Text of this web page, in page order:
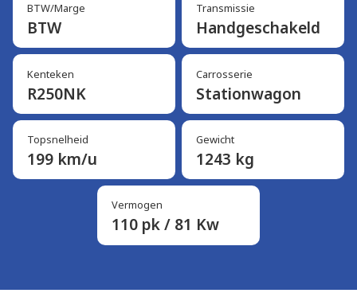
BTW/Marge
BTW
Transmissie
Handgeschakeld
Kenteken
R250NK
Carrosserie
Stationwagon
Topsnelheid
199 km/u
Gewicht
1243 kg
Vermogen
110 pk / 81 Kw